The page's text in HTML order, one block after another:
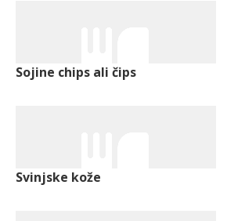
Sojine chips ali čips
Svinjske kože